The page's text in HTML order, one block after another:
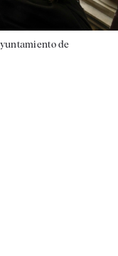
de